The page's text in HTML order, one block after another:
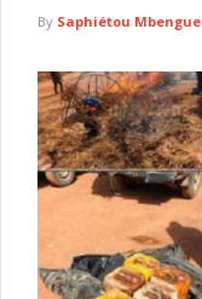
By Saphiétou Mbengue